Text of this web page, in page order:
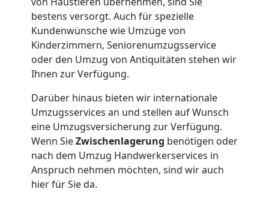
bestens versorgt. Auch für spezielle
Kundenwünsche wie Umzüge von
Kinderzimmern, Seniorenumzugsservice
oder den Umzug von Antiquitäten stehen wir
Ihnen zur Verfügung.
Darüber hinaus bieten wir internationale
Umzugsservices an und stellen auf Wunsch
eine Umzugsversicherung zur Verfügung.
Wenn SieZwischenlagerung benötigen oder
nach dem Umzug Handwerkerservices in
Anspruch nehmen möchten, sind wir auch
hier für Sie da.
Kunsttransport
Wiener
Neustadt
Umzug
Wiener
Neustadt